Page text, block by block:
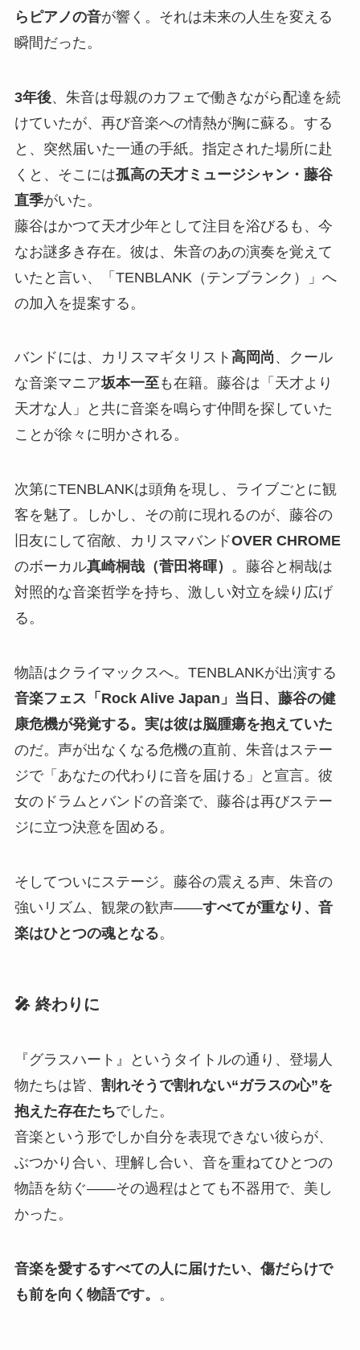
らピアノの音が響く。それは未来の人生を変える
瞬間だった。
3年後、朱音は母親のカフェで働きながら配達を続
けていたが、再び音楽への情熱が胸に蘇る。する
と、突然届いた一通の手紙。指定された場所に赴
くと、そこには孤高の天才ミュージシャン・藤谷
直季がいた。
藤谷はかつて天才少年として注目を浴びるも、今
なお謎多き存在。彼は、朱音のあの演奏を覚えて
いたと言い、「TENBLANK（テンブランク）」へ
の加入を提案する。
バンドには、カリスマギタリスト 高岡尚、クール
な音楽マニア坂本一至も在籍。藤谷は「天才より
天才な人」と共に音楽を鳴らす仲間を探していた
ことが徐々に明かされる。
次第にTENBLANKは頭角を現し、ライブごとに観
客を魅了。しかし、その前に現れるのが、藤谷の
旧友にして宿敵、カリスマバンドOVER CHROME
のボーカル真崎桐哉（菅田将暉） 。藤谷と桐哉は
対照的な音楽哲学を持ち、激しい対立を繰り広げ
る。
物語はクライマックスへ。TENBLANKが出演する
音楽フェス「Rock Alive Japan」当日、藤谷の健
康危機が発覚する。実は彼は脳腫瘍を抱えていた
のだ。声が出なくなる危機の直前、朱音はステー
ジで「あなたの代わりに音を届ける」と宣言。彼
女のドラムとバンドの音楽で、藤谷は再びステー
ジに立つ決意を固める。
そしてついにステージ。藤谷の震える声、朱音の
強いリズム、観衆の歓声――すべてが重なり、音
楽はひとつの魂となる。
🎤 終わりに
『グラスハート』というタイトルの通り、登場人
物たちは皆、 割れそうで割れない“ガラスの心”を
抱えた存在たちでした。
音楽という形でしか自分を表現できない彼らが、
ぶつかり合い、理解し合い、音を重ねてひとつの
物語を紡ぐ――その過程はとても不器用で、美し
かった。
音楽を愛するすべての人に届けたい、傷だらけで
も前を向く物語です。 。